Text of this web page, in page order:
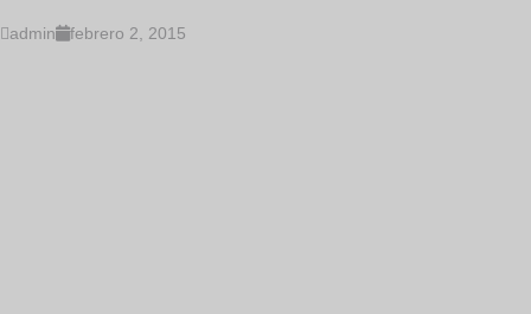
admin febrero 2, 2015